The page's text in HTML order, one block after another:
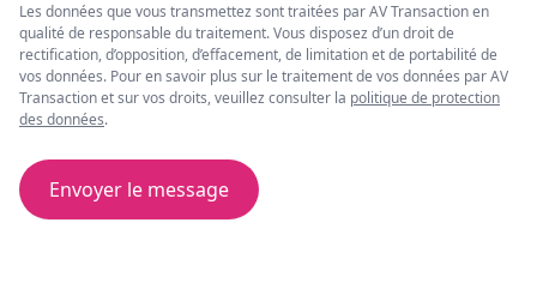
Les données que vous transmettez sont traitées par AV Transaction en
qualité de responsable du traitement. Vous disposez d’un droit de
rectification, d’opposition, d’effacement, de limitation et de portabilité de
vos données. Pour en savoir plus sur le traitement de vos données par AV
Transaction et sur vos droits, veuillez consulter la politique de protection
des données.
Envoyer le message